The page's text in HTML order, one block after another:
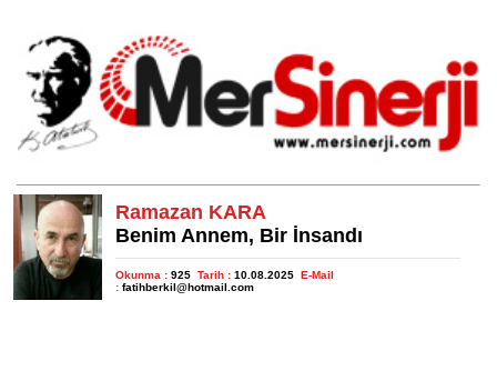
Ramazan KARA
Benim Annem, Bir İnsandı
Okunma : 925 Tarih : 10.08.2025 E-Mail
: fatihberkil@hotmail.com